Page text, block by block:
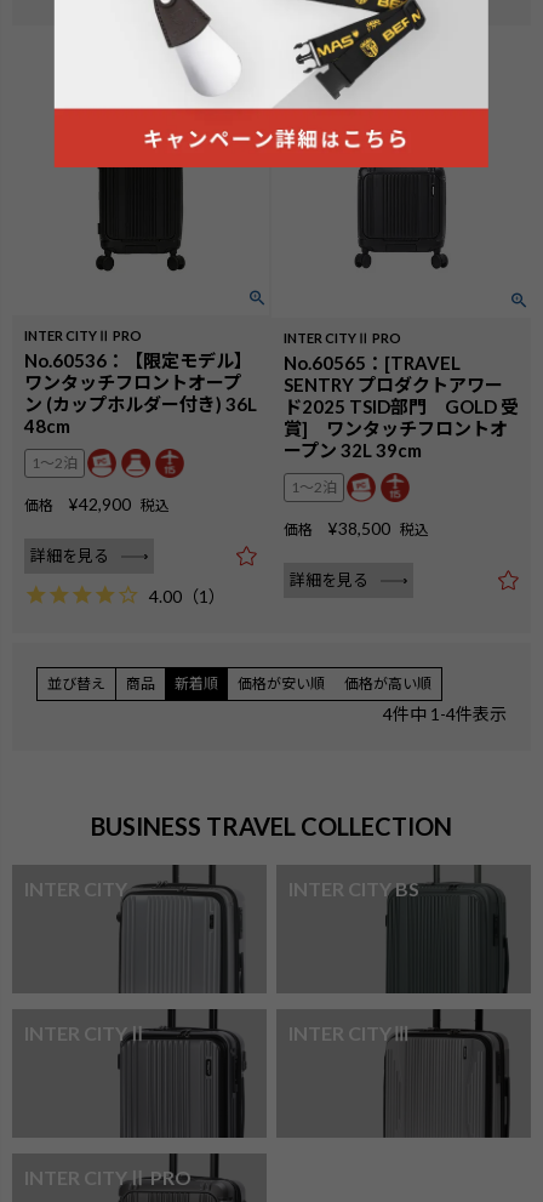
INTER CITYⅡ PRO
No.60536：【限定モデル】
ワンタッチフロントオープ
ン (カップホルダー付き) 36L
48cm
1〜2泊
価格 ¥42,900 税込
詳細を見る
4.00 （1）
INTER CITYⅡ PRO
No.60565：[TRAVEL
SENTRY プロダクトアワー
ド2025 TSID部門 GOLD 受
賞] ワンタッチフロントオ
ープン 32L 39cm
1〜2泊
価格 ¥38,500 税込
詳細を見る
並び替え 商品 新着順 価格が安い順 価格が高い順
4件中 1 -4件表示
BUSINESS TRAVEL COLLECTION
INTER CITY INTER CITY BS
INTER CITYⅡ INTER CITYⅢ
INTER CITYⅡ PRO